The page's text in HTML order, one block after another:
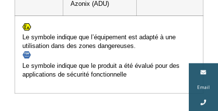
Email
Le symbole indique que l’équipement est adapté à une
utilisation dans des zones dangereuses.
Le symbole indique que le produit a été évalué pour des
applications de sécurité fonctionnelle
Azonix (ADU)